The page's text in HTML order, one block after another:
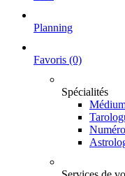
Planning
Favoris (0)
Spécialités